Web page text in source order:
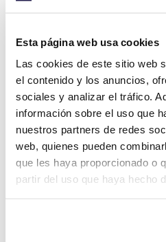
Esta página web usa cookies
Las cookies de este sitio web
el contenido y los anuncios,
sociales y analizar el tráfico.
información sobre el uso que
nuestros partners de redes
web, quienes pueden
que les haya proporcionado o
partir del uso que haya hecho
es tu Dios, no el dinero.
- Asegúrate de que las
están satisfechas (Marcos
- Da a tu iglesia, que se verá
gracias a tu donativo (1
- Da para otras necesidades
quizás, a tu grupo
nacional (Mateo 25:44).